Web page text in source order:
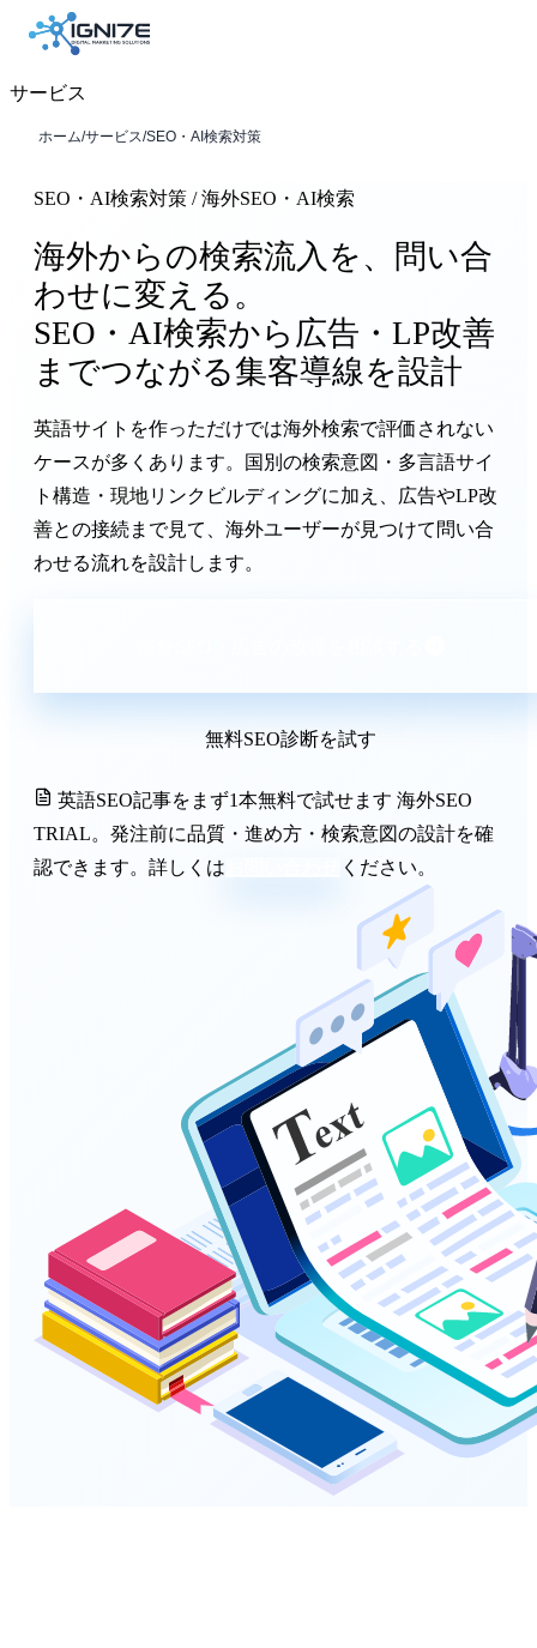
サービス
ホーム/サービス/SEO・AI検索対策
SEO・AI検索対策 / 海外SEO・AI検索
海外からの検索流入を、問い合
わせに変える。
SEO・AI検索から広告・LP改善
までつながる集客導線を設計
英語サイトを作っただけでは海外検索で評価されない
ケースが多くあります。国別の検索意図・多言語サイ
ト構造・現地リンクビルディングに加え、広告やLP改
善との接続まで見て、海外ユーザーが見つけて問い合
わせる流れを設計します。
無料SEO診断を試す
英語SEO記事をまず1本無料で試せます 海外SEO
TRIAL。発注前に品質・進め方・検索意図の設計を確
認できます。詳しくは
ください。